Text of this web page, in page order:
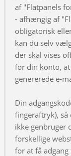
af "Flatpanels
- afhængig af
obligatorisk
kan du selv
der skal vises
for din konto,
genererede e-
Din
fingeraftryk), så
ikke genbruger
forskellige
for at få